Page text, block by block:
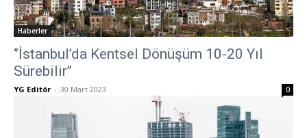
Haberler
‘’İstanbul’da Kentsel Dönüşüm 10-20 Yıl
Sürebilir’’
YG Editör - 30 Mart 2023 0